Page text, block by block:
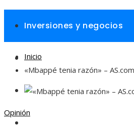
Inversiones y negocios
Responsabilidad social
Cultura y ocio
Inicio
«Mbappé tenia razón» – AS.com
Opinión